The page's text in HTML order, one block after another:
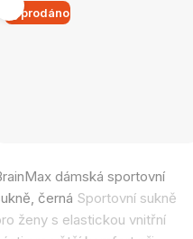
Vyprodáno
dámská sportovní
černá Sportovní sukně
ženy s elastickou vnitřní